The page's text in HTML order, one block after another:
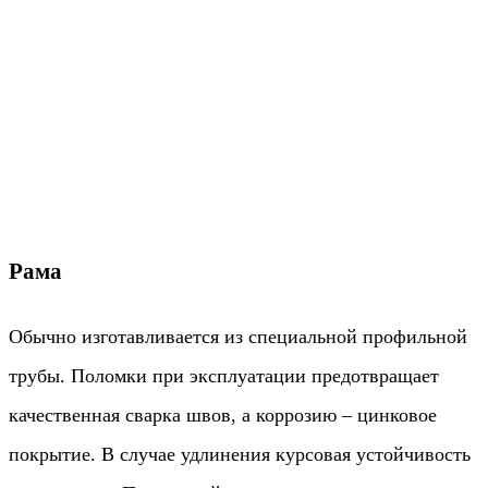
Рама
Обычно изготавливается из специальной профильной
трубы. Поломки при эксплуатации предотвращает
качественная сварка швов, а коррозию – цинковое
покрытие. В случае удлинения курсовая устойчивость